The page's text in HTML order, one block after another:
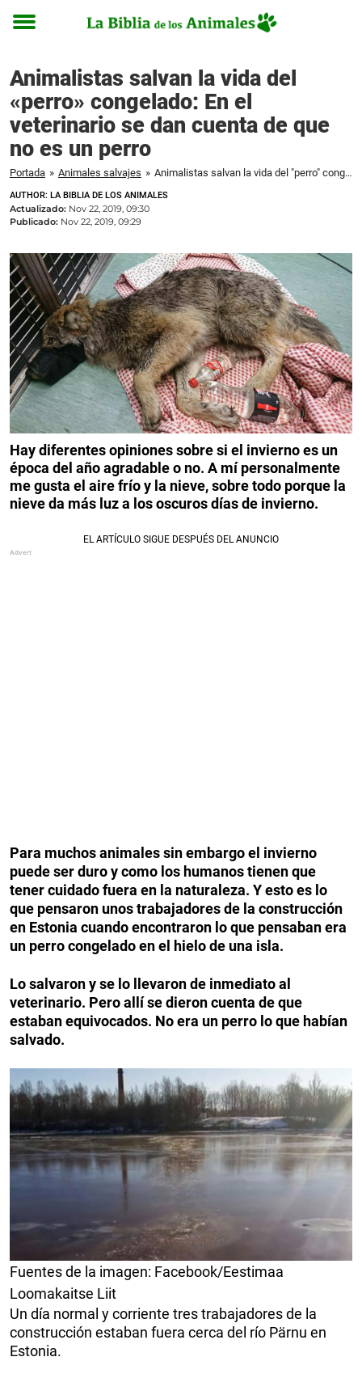
Toggle
Animalistas salvan la vida del
«perro» congelado: En el
veterinario se dan cuenta de que
no es un perro
Portada » Animales salvajes » Animalistas salvan la vida del "perro" congelado: En el veterinario se dan cuenta de que no es un perro
AUTHOR: LA BIBLIA DE LOS ANIMALES
Actualizado: Nov 22, 2019, 09:30
Publicado: Nov 22, 2019, 09:29
Hay diferentes opiniones sobre si el invierno es un
época del año agradable o no. A mí personalmente
me gusta el aire frío y la nieve, sobre todo porque la
nieve da más luz a los oscuros días de invierno.
Para muchos animales sin embargo el invierno
puede ser duro y como los humanos tienen que
tener cuidado fuera en la naturaleza. Y esto es lo
que pensaron unos trabajadores de la construcción
en Estonia cuando encontraron lo que pensaban era
un perro congelado en el hielo de una isla.
Lo salvaron y se lo llevaron de inmediato al
veterinario. Pero allí se dieron cuenta de que
estaban equivocados. No era un perro lo que habían
salvado.
Fuentes de la imagen: Facebook/Eestimaa
Loomakaitse Liit
Un día normal y corriente tres trabajadores de la
construcción estaban fuera cerca del río Pärnu en
Estonia.